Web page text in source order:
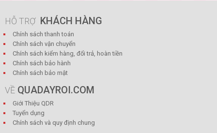
HỖ TRỢ KHÁCH HÀNG
Chính sách thanh toán
Chính sách vận chuyển
Chính sách kiểm hàng, đổi trả, hoàn tiền
Chính sách bảo hành
Chính sách bảo mật
VỀ QUADAYROI.COM
Giới Thiệu QDR
Tuyển dụng
Chính sách và quy định chung